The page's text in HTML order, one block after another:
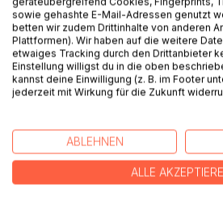
BESCHREIBUNG
Schattenordens zu gelangen?
Geheimbundes in Thüringen? Die
Kriminaljournalistin begibt sich in
Recherchen schrecken die Clan-
sowie gehashte E-Mail-Adressen genutzt
betten wir zudem Drittinhalte von anderen
Plattformen). Wir haben auf die weitere
etwaiges Tracking durch den Drittanbieter
Einstellung willigst du in die oben
kannst deine Einwilligung (z. B. im Footer
jederzeit mit Wirkung für die Zukunft
ABLEHNEN
ALLE